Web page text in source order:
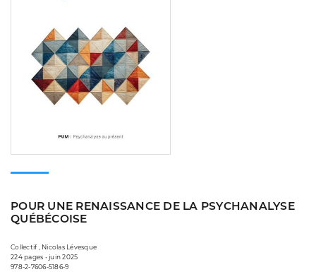
POUR UNE RENAISSANCE DE LA PSYCHANALYSE
QUÉBÉCOISE
Collectif , Nicolas Lévesque
224 pages • juin 2025
978-2-7606-5186-9